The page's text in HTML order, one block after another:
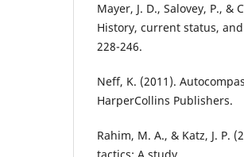
Mayer, J. D., Salovey, P.,
History, current status,
228-246.
Neff, K. (2011).
HarperCollins Publishers.
Rahim, M. A., & Katz, J. P.